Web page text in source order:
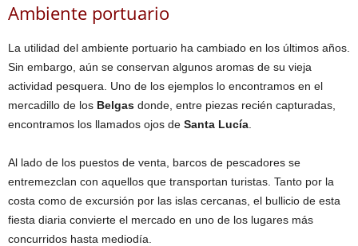
Ambiente portuario
La utilidad del ambiente portuario ha cambiado en los últimos años.
Sin embargo, aún se conservan algunos aromas de su vieja
actividad pesquera. Uno de los ejemplos lo encontramos en el
mercadillo de los Belgas donde, entre piezas recién capturadas,
encontramos los llamados ojos de Santa Lucía
Al lado de los puestos de venta, barcos de pescadores se
entremezclan con aquellos que transportan turistas. Tanto por la
costa como de excursión por las islas cercanas, el bullicio de esta
fiesta diaria convierte el mercado en uno de los lugares más
concurridos hasta mediodía.